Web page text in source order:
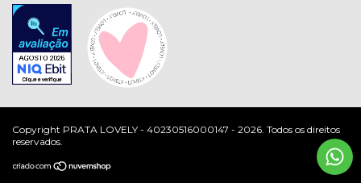
Copyright PRATA LOVELY - 40230516000147 - 2026. Todos os direitos
reservados.